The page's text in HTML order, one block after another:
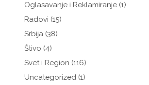
Oglasavanje i Reklamiranje (1)
Radovi (15)
Srbija (38)
Štivo (4)
Svet i Region (116)
Uncategorized (1)